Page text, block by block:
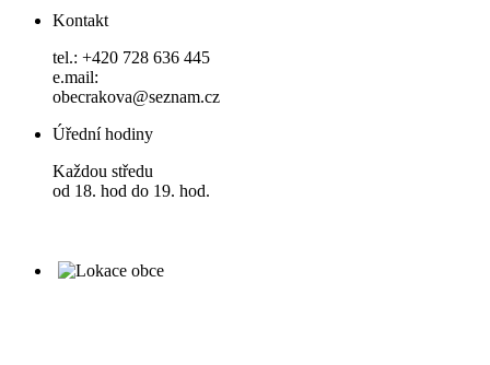
Kontakt
tel.: +420 728 636 445
e.mail:
obecrakova@seznam.cz
Úřední hodiny
Každou středu
od 18. hod do 19. hod.